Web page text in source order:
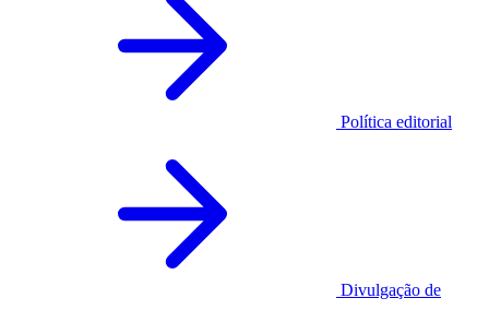
Política editorial
Divulgação de